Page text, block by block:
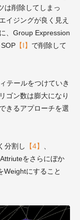
は削除してしまっ
イジングが良く見え
、Group Expression
【I】 で削除して
テールをつけていき
ゴン数は膨大になり
きるアプローチを選
分割し 【4】 、
をさらにぼか
Weightにすること